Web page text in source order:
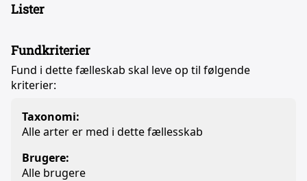
Lister
Fundkriterier
Fund i dette fælleskab skal leve op til følgende
kriterier:
Taxonomi:
Alle arter er med i dette fællesskab
Brugere:
Alle brugere